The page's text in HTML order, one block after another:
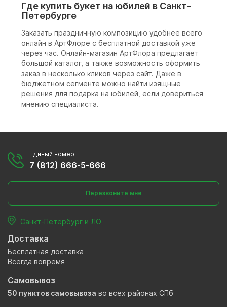
Где купить букет на юбилей в Санкт-
Петербурге
Заказать праздничную композицию удобнее всего
онлайн в АртФлоре с бесплатной доставкой уже
через час. Онлайн-магазин АртФлора предлагает
большой каталог, а также возможность оформить
заказ в несколько кликов через сайт. Даже в
бюджетном сегменте можно найти изящные
решения для подарка на юбилей, если довериться
мнению специалиста.
Единый номер:
7 (812) 666-5-666
Перезвоните мне
Санкт-Петербург и ЛО
Доставка
Бесплатная доставка
Всегда вовремя
Самовывоз
50 пунктов самовывоза во всех районах СПб